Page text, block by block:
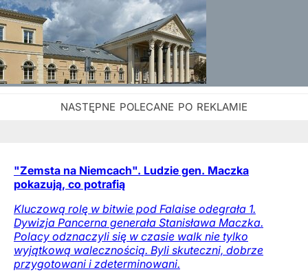
"Zemsta na Niemcach". Ludzie gen. Maczka
pokazują, co potrafią
Kluczową rolę w bitwie pod Falaise odegrała 1.
Dywizja Pancerna generała Stanisława Maczka.
Polacy odznaczyli się w czasie walk nie tylko
wyjątkową walecznością. Byli skuteczni, dobrze
przygotowani i zdeterminowani.